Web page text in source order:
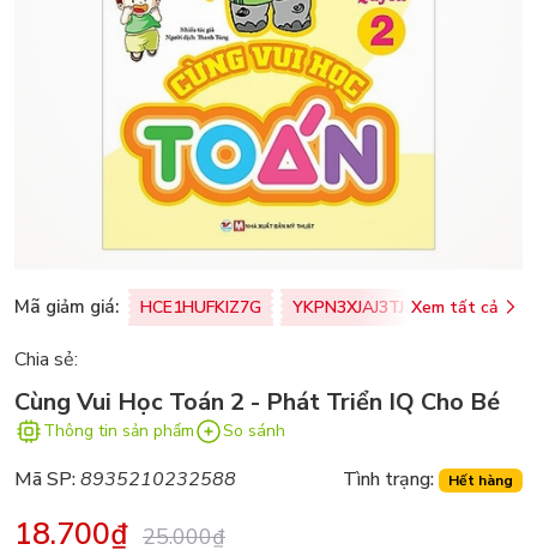
Mã giảm giá: HCE1HUFKIZ7G YKPN3XJAJ3TJ Xem tất cả
Chia sẻ:
Cùng Vui Học Toán 2 - Phát Triển IQ Cho Bé
Thông tin sản phẩm So sánh
Mã SP:8935210232588 Tình trạng: Hết hàng
18.700₫ 25.000₫